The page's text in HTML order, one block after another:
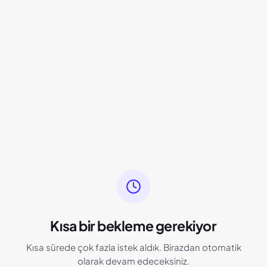
Kısa bir bekleme gerekiyor
Kısa sürede çok fazla istek aldık. Birazdan otomatik
olarak devam edeceksiniz.